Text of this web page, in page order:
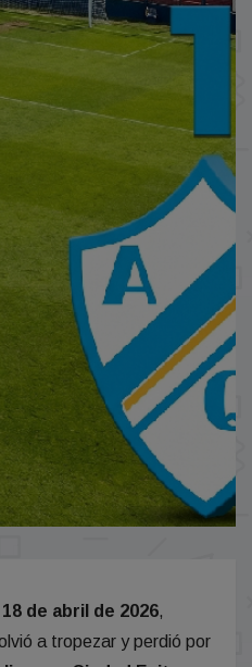
de abril de 2026,
a tropezar y perdió por